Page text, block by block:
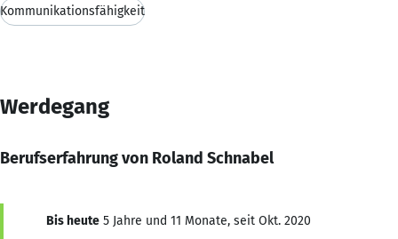
Kommunikationsfähigkeit
Werdegang
Berufserfahrung von Roland Schnabel
Bis heute 5 Jahre und 11 Monate, seit Okt. 2020